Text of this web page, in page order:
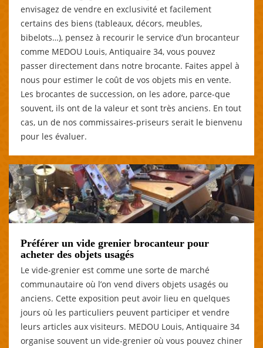
envisagez de vendre en exclusivité et facilement
certains des biens (tableaux, décors, meubles,
bibelots…), pensez à recourir le service d’un brocanteur
comme MEDOU Louis, Antiquaire 34, vous pouvez
passer directement dans notre brocante. Faites appel à
nous pour estimer le coût de vos objets mis en vente.
Les brocantes de succession, on les adore, parce-que
souvent, ils ont de la valeur et sont très anciens. En tout
cas, un de nos commissaires-priseurs serait le bienvenu
pour les évaluer.
Préférer un vide grenier brocanteur pour
acheter des objets usagés
Le vide-grenier est comme une sorte de marché
communautaire où l’on vend divers objets usagés ou
anciens. Cette exposition peut avoir lieu en quelques
jours où les particuliers peuvent participer et vendre
leurs articles aux visiteurs. MEDOU Louis, Antiquaire 34
organise souvent un vide-grenier où vous pouvez chiner